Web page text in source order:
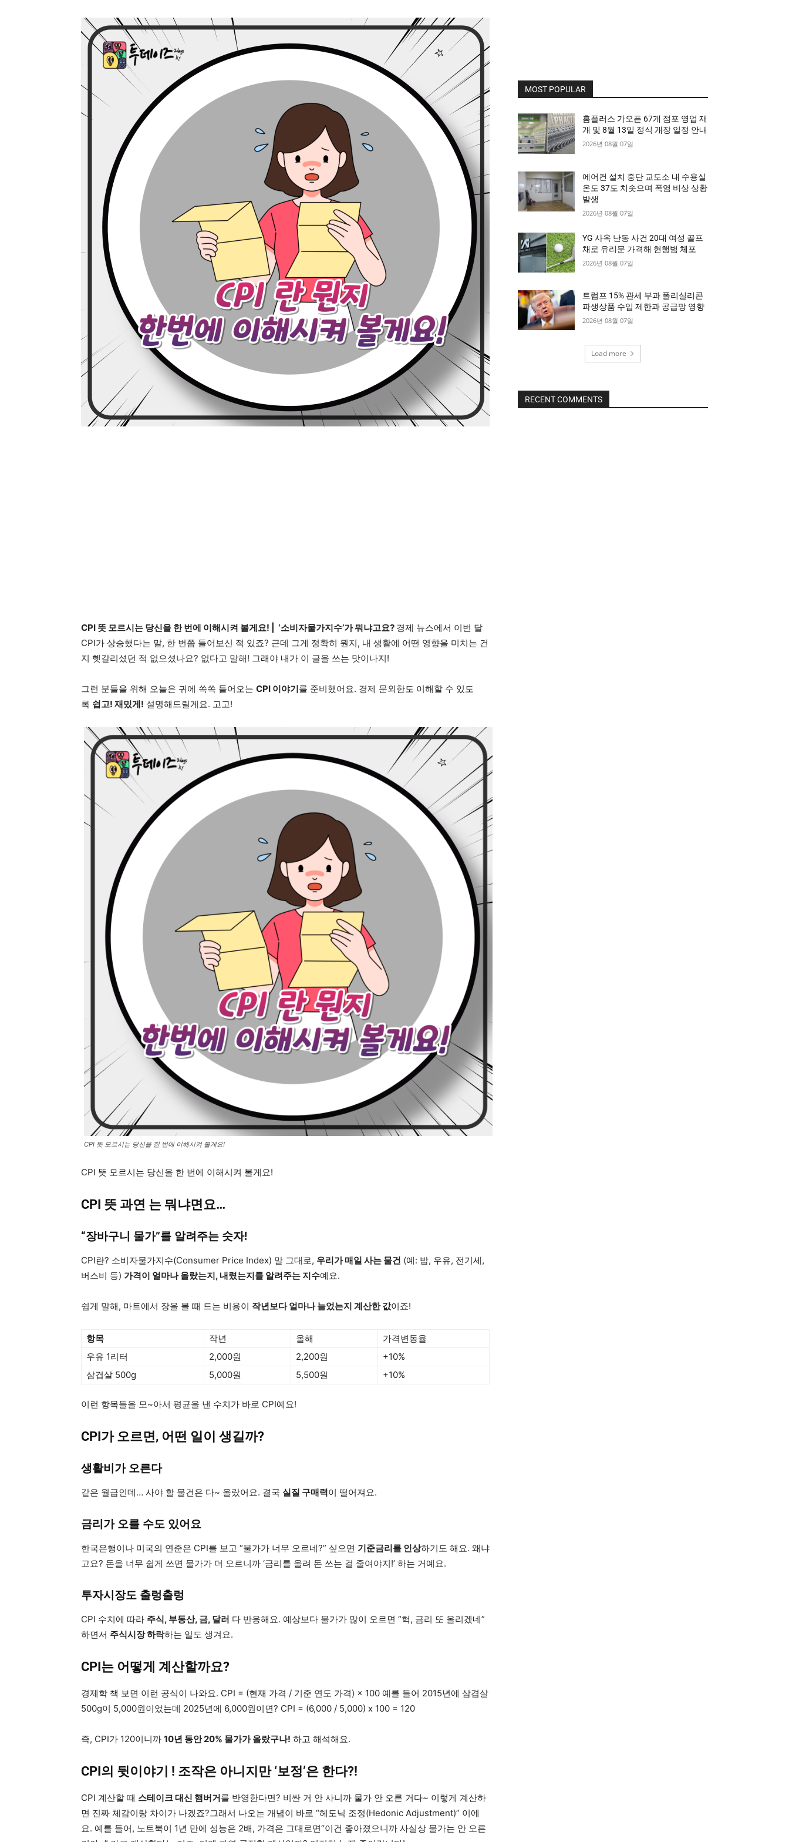
CPI 뜻 모르시는 당신을 한 번에 이해시켜 볼게요! | ‘소비자물가지수’가 뭐냐고요? 경제 뉴스에서 이번 달
CPI가 상승했다는 말, 한 번쯤 들어보신 적 있죠? 근데 그게 정확히 뭔지, 내 생활에 어떤 영향을 미치는 건
지 헷갈리셨던 적 없으셨나요? 없다고 말해! 그래야 내가 이 글을 쓰는 맛이나지!
그런 분들을 위해 오늘은 귀에 쏙쏙 들어오는 CPI 이야기를 준비했어요. 경제 문외한도 이해할 수 있도
록 쉽고! 재밌게! 설명해드릴게요. 고고!
CPI 뜻 모르시는 당신을 한 번에 이해시켜 볼게요!
CPI 뜻 모르시는 당신을 한 번에 이해시켜 볼게요!
CPI 뜻 과연 는 뭐냐면요…
“장바구니 물가”를 알려주는 숫자!
CPI란? 소비자물가지수(Consumer Price Index) 말 그대로, 우리가 매일 사는 물건 (예: 밥, 우유, 전기세,
버스비 등) 가격이 얼마나 올랐는지, 내렸는지를 알려주는 지수예요.
쉽게 말해, 마트에서 장을 볼 때 드는 비용이 작년보다 얼마나 늘었는지 계산한 값이죠!
항목 작년 올해
가격변동율
우유 1리터
2,000원 2,200원
+10%
삼겹살 500g
5,000원 5,500원 +10%
이런 항목들을 모~아서 평균을 낸 수치가 바로 CPI예요!
CPI가 오르면, 어떤 일이 생길까?
생활비가 오른다
같은 월급인데… 사야 할 물건은 다~ 올랐어요. 결국 실질 구매력이 떨어져요.
금리가 오를 수도 있어요
한국은행이나 미국의 연준은 CPI를 보고 “물가가 너무 오르네?” 싶으면 기준금리를 인상하기도 해요. 왜냐
고요? 돈을 너무 쉽게 쓰면 물가가 더 오르니까 ‘금리를 올려 돈 쓰는 걸 줄여야지!’ 하는 거예요.
투자시장도 출렁출렁
CPI 수치에 따라 주식, 부동산, 금, 달러 다 반응해요. 예상보다 물가가 많이 오르면 “헉, 금리 또 올리겠네”
하면서 주식시장 하락하는 일도 생겨요.
CPI는 어떻게 계산할까요?
경제학 책 보면 이런 공식이 나와요. CPI = (현재 가격 / 기준 연도 가격) × 100 예를 들어 2015년에 삼겹살
500g이 5,000원이었는데 2025년에 6,000원이면? CPI = (6,000 / 5,000) x 100 = 120
즉, CPI가 120이니까 10년 동안 20% 물가가 올랐구나! 하고 해석해요.
CPI의 뒷이야기 ! 조작은 아니지만 ‘보정’은 한다?!
CPI 계산할 때 스테이크 대신 햄버거를 반영한다면? 비싼 거 안 사니까 물가 안 오른 거다~ 이렇게 계산하
면 진짜 체감이랑 차이가 나겠죠?그래서 나오는 개념이 바로 “헤도닉 조정(Hedonic Adjustment)” 이에
요. 예를 들어, 노트북이 1년 만에 성능은 2배, 가격은 그대로면“이건 좋아졌으니까 사실상 물가는 안 오른
MOST POPULAR
홈플러스 가오픈 67개 점포 영업 재
개 및 8월 13일 정식 개장 일정 안내
2026년 08월 07일
에어컨 설치 중단 교도소 내 수용실
온도 37도 치솟으며 폭염 비상 상황
발생
2026년 08월 07일
YG 사옥 난동 사건 20대 여성 골프
채로 유리문 가격해 현행범 체포
2026년 08월 07일
트럼프 15% 관세 부과 폴리실리콘
파생상품 수입 제한과 공급망 영향
2026년 08월 07일
Load more
RECENT COMMENTS